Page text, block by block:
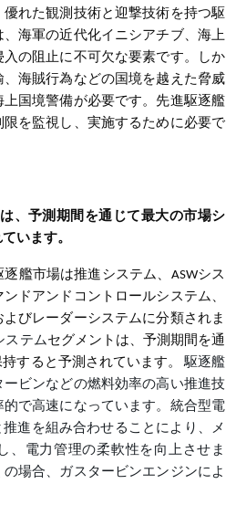
れた観測技術と迎撃技術を持つ駆
海軍の近代化イニシアチブ、海上
の阻止に不可欠な要素です。しか
海賊行為などの国境を越えた脅威
国境警備が必要です。先進駆逐艦
を監視し、実施するために必要で
、予測期間を通じて最大の市場シ
います。
艦市場は推進システム、ASWシス
ドアンドコントロールシステム、
びレーダーシステムに分類されま
ステムセグメントは、予測期間を通
すると予測されています。駆逐艦
ビンなどの燃料効率の高い推進技
で高速になっています。統合型電
進を組み合わせることにより、メ
、電力管理の柔軟性を向上させま
場合、ガスタービンエンジンによ